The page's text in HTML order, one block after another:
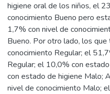
higiene oral de los niños, el
conocimiento Bueno pero
1,7% con nivel de
Bueno. Por otro lado, los que
conocimiento Regular; el
Regular; el 10,0% con
con estado de higiene Malo;
nivel de conocimiento Malo;